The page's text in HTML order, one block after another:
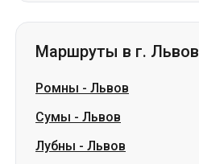
Маршруты в г. Львов
Ромны - Львов
Сумы - Львов
Лубны - Львов